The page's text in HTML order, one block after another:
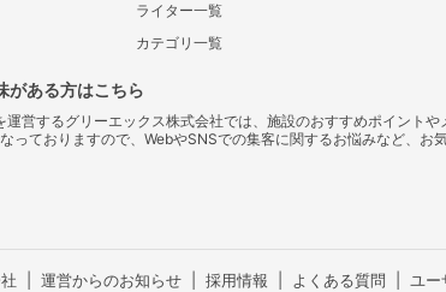
ライター一覧
カテゴリ一覧
がある方はこちら
営するグリーエックス株式会社では、施設のおすすめポイント
っておりますので、WebやSNSでの集客に関するお悩みなど、お
運営からのお知らせ 採用情報 よくある質問 ユ